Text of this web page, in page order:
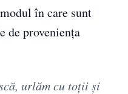
în care sunt
de proveniența
urlăm cu toții și